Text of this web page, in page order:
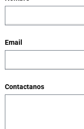
Email
Contactanos